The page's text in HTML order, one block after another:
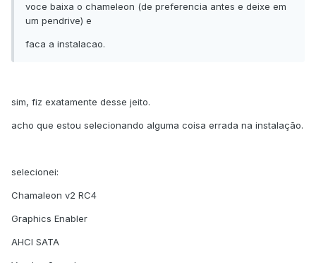
voce baixa o chameleon (de preferencia antes e deixe em
um pendrive) e
faca a instalacao.
sim, fiz exatamente desse jeito.
acho que estou selecionando alguma coisa errada na instalação.
selecionei:
Chamaleon v2 RC4
Graphics Enabler
AHCI SATA